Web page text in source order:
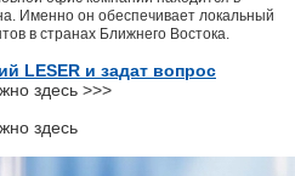
Именно он обеспечивает локальный
в странах Ближнего Востока.
LESER и задат вопрос
здесь >>>
здесь